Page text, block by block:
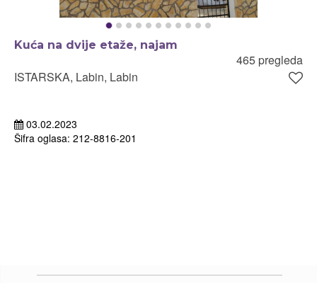
Kuća na dvije etaže, najam
465 pregleda
ISTARSKA, Labin, Labin
03.02.2023
Šifra oglasa: 212-8816-201